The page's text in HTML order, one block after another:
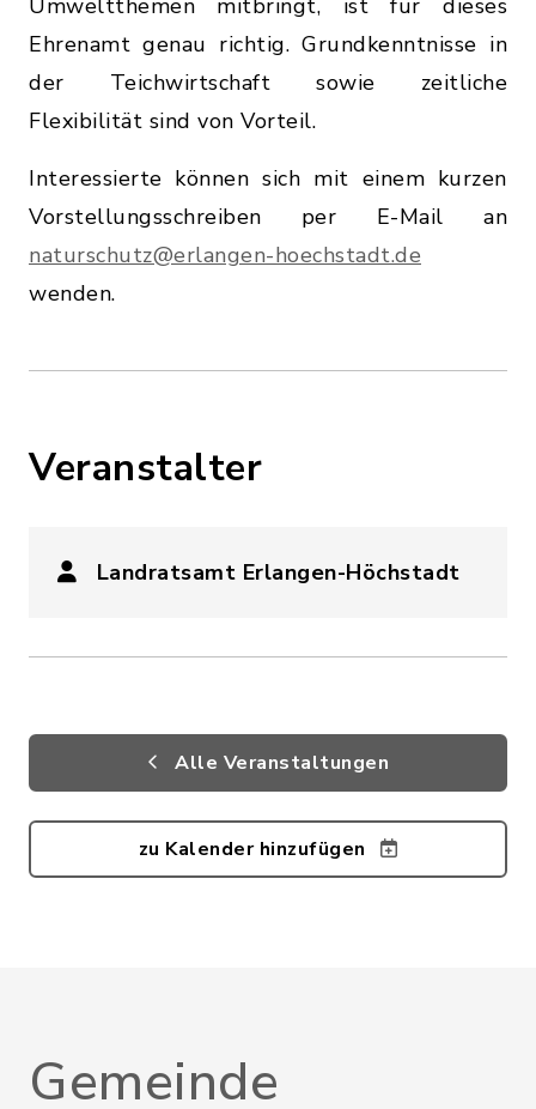
Umweltthemen mitbringt, ist für dieses
Ehrenamt genau richtig. Grundkenntnisse in
der Teichwirtschaft sowie zeitliche
Flexibilität sind von Vorteil.
Interessierte können sich mit einem kurzen
Vorstellungsschreiben per E-Mail an
naturschutz@erlangen-hoechstadt.de
wenden.
Veranstalter
Landratsamt Erlangen-Höchstadt
Alle Veranstaltungen
zu Kalender hinzufügen
Gemeinde